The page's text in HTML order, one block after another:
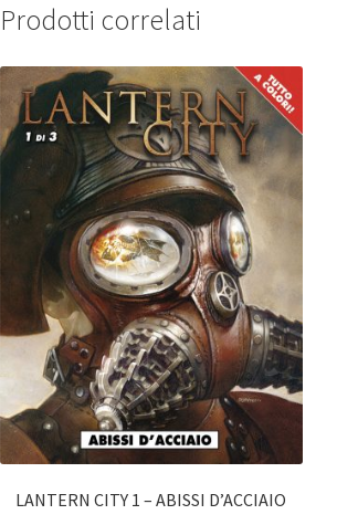
Prodotti correlati
LANTERN CITY 1 – ABISSI D’ACCIAIO